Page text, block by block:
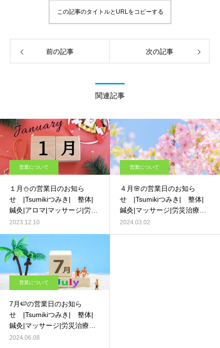
この記事のタイトルとURLをコピーする
前の記事 次の記事
関連記事
営業について
１月⛄の営業日のお知ら
せ |Tsumikiつみき| 整体|
鍼灸|アロマ|マッサージ|労災
治療 ｰ 京都 伏見 –
2023.12.10
営業について
４月🌸の営業日のお知ら
せ |Tsumikiつみき| 整体|
鍼灸|マッサージ|労災治療 ｰ
京都 伏見 –
2024.03.02
営業について
7月🍉の営業日のお知ら
せ |Tsumikiつみき| 整体|
鍼灸|マッサージ|労災治療 ｰ
京都 伏見 –
2024.06.08